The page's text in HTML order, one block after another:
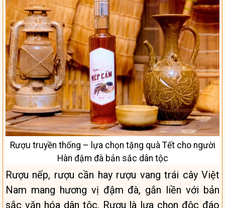
Rượu truyền thống – lựa chọn tặng quà Tết cho người
Hàn đậm đà bản sắc dân tộc
Rượu nếp, rượu cần hay rượu vang trái cây Việt
Nam mang hương vị đậm đà, gắn liền với bản
sắc văn hóa dân tộc. Rượu là lựa chọn độc đáo